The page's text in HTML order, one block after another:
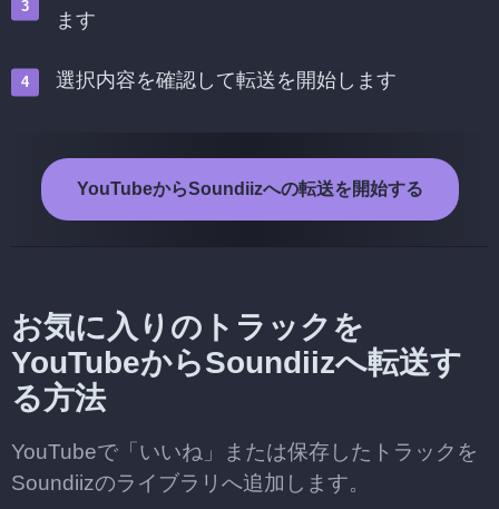
ます
選択内容を確認して転送を開始します
YouTubeからSoundiizへの転送を開始する
お気に入りのトラックを
YouTubeからSoundiizへ転送す
る方法
YouTubeで「いいね」または保存したトラックを
Soundiizのライブラリへ追加します。